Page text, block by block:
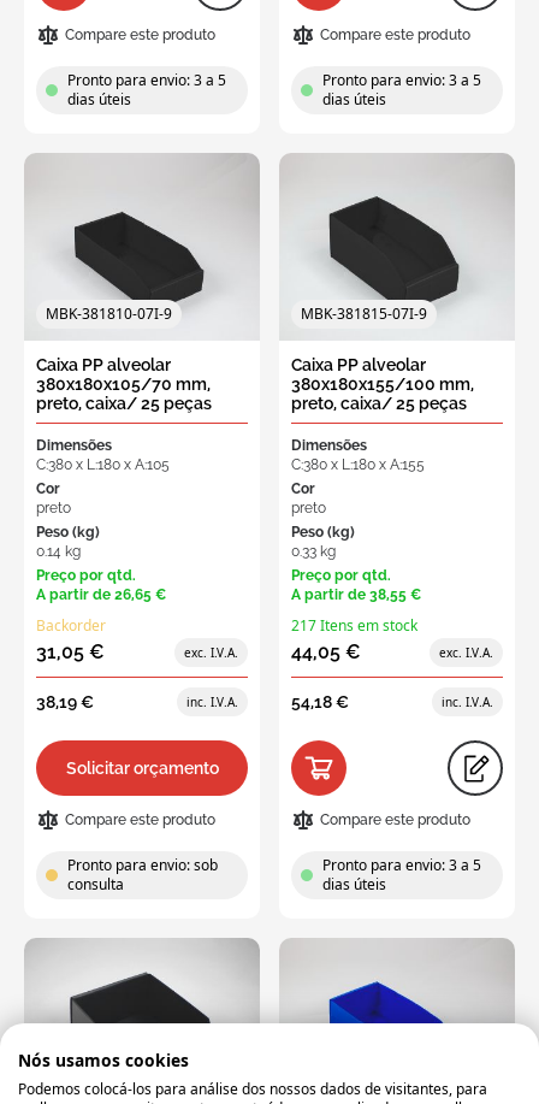
Compare este produto
Pronto para envio: 3 a 5
dias úteis
Compare este produto
Pronto para envio: 3 a 5
dias úteis
MBK-381810-07I-9
Caixa PP alveolar
380x180x105/70 mm,
preto, caixa/ 25 peças
Dimensões
C:380 x L:180 x A:105
Cor
preto
Peso (kg)
0.14 kg
Preço por qtd.
A partir de 26,65 €
Backorder
31,05 €
38,19 €
Solicitar orçamento
Compare este produto
Pronto para envio: sob
consulta
MBK-381815-07I-9
Caixa PP alveolar
380x180x155/100 mm,
preto, caixa/ 25 peças
Dimensões
C:380 x L:180 x A:155
Cor
preto
Peso (kg)
0.33 kg
Preço por qtd.
A partir de 38,55 €
217 Itens em stock
44,05 €
54,18 €
Compare este produto
Pronto para envio: 3 a 5
dias úteis
Nós usamos cookies
Podemos colocá-los para análise dos nossos dados de visitantes, para